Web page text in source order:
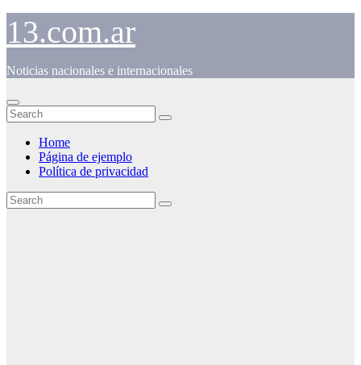
Skip
content
13.com.ar
Noticias nacionales e internacionales
Home
Página de ejemplo
Política de privacidad